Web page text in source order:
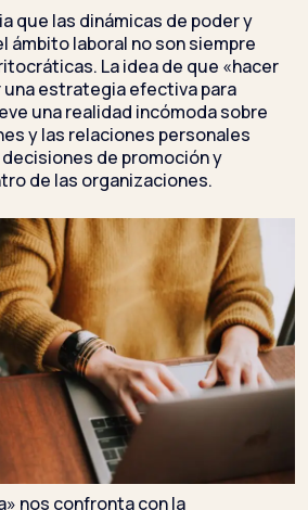
que las dinámicas de poder y
ámbito laboral no son siempre
La idea de que «hacer
una estrategia efectiva para
una realidad incómoda sobre
y las relaciones personales
de promoción y
de las organizaciones.
nos confronta con la